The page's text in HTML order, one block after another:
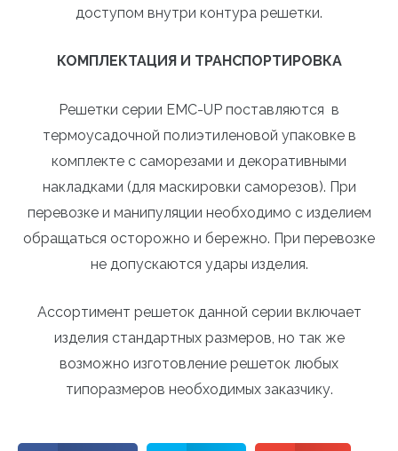
доступом внутри контура решетки.
КОМПЛЕКТАЦИЯ И ТРАНСПОРТИРОВКА
Решетки серии EMC-UP поставляются в
термоусадочной полиэтиленовой упаковке в
комплекте с саморезами и декоративными
накладками (для маскировки саморезов). При
перевозке и манипуляции необходимо с изделием
обращаться осторожно и бережно. При перевозке
не допускаются удары изделия.
Ассортимент решеток данной серии включает
изделия стандартных размеров, но так же
возможно изготовление решеток любых
типоразмеров необходимых заказчику.